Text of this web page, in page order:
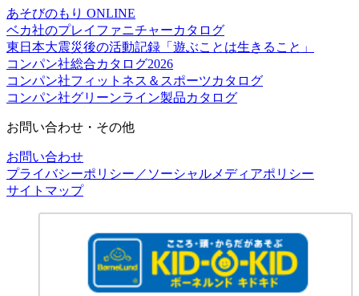
あそびのもり ONLINE
ベカ社のプレイファニチャーカタログ
東日本大震災後の活動記録「遊ぶことは生きること」
コンパン社総合カタログ2026
コンパン社フィットネス＆スポーツカタログ
コンパン社グリーンライン製品カタログ
お問い合わせ・その他
お問い合わせ
プライバシーポリシー／ソーシャルメディアポリシー
サイトマップ